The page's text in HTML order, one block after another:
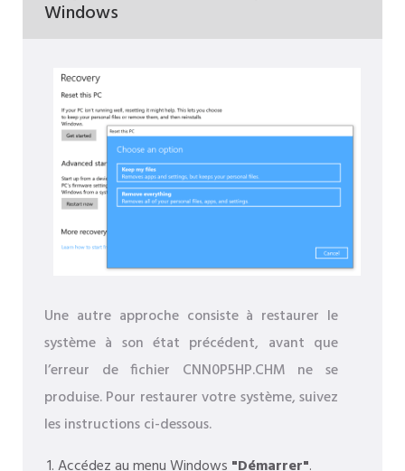
Windows
Une autre approche consiste à restaurer le
système à son état précédent, avant que
l’erreur de fichier CNN0P5HP.CHM ne se
produise. Pour restaurer votre système, suivez
les instructions ci-dessous.